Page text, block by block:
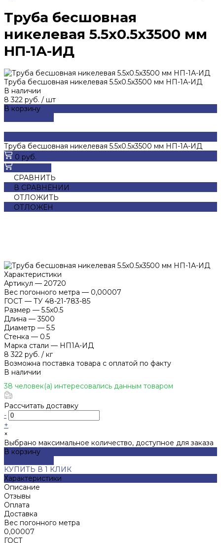
Труба бесшовная
никелевая 5.5х0.5х3500 мм
НП-1А-ИД
Труба бесшовная никелевая 5.5х0.5х3500 мм НП-1А-ИД
В наличии
8 322 руб. / шт
В корзину
Труба бесшовная никелевая 5.5х0.5х3500 мм НП-1А-ИД
0 руб.
СРАВНИТЬ
В СРАВНЕНИИ
ОТЛОЖИТЬ
ОТЛОЖЕН
Характеристики
Артикул — 20720
Вес погонного метра — 0,00007
ГОСТ — ТУ 48-21-783-85
Размер — 5.5х0.5
Длина — 3500
Диаметр — 5.5
Стенка — 0.5
Марка стали — НП1А-ИД
8 322 руб. / кг
Возможна поставка товара с оплатой по факту
В наличии
38 человек(а) интересовались данным товаром
Рассчитать доставку
-
+
×
Выбрано максимальное количество, доступное для заказа
В корзину
КУПИТЬ В 1 КЛИК
Характеристики
Описание
Отзывы
Оплата
Доставка
Вес погонного метра
0,00007
ГОСТ